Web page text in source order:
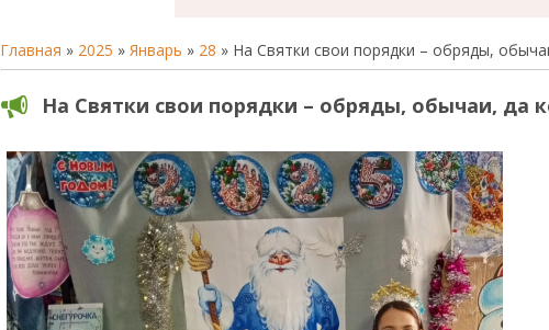
Главная » 2025 » Январь » 28 » На Святки свои порядки – обряды,
На Святки свои порядки – обряды, обычаи, да